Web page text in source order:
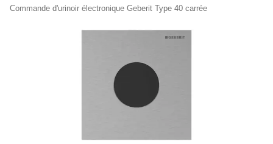
Commande d'urinoir électronique Geberit Type 40 carrée